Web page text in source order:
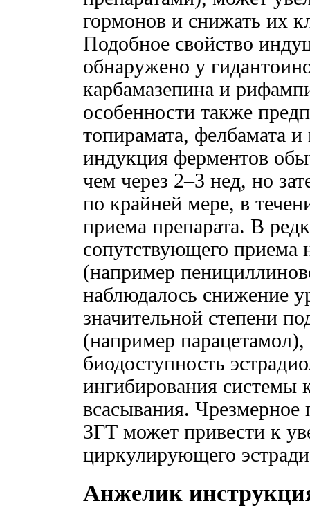
гормонов и снижать их
Подобное свойство
обнаружено у
карбамазепина и
особенности также
топирамата, фелбамата
индукция ферментов
чем через 2–3 нед, но
по крайней мере, в
приема препарата. В
сопутствующего приема
(например
наблюдалось снижение
значительной степени
(например парацетамол),
биодоступность
ингибирования системы
всасывания. Чрезмерное
ЗГТ может привести к
циркулирующего
Анжелик